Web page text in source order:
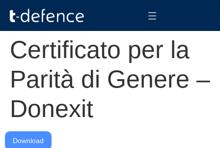
Certificato per la
Parità di Genere –
Donexit
Download